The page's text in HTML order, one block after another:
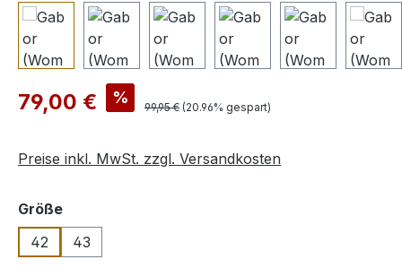
Verkaufspreis:
79,00 € % Regulärer Preis:
99,95 € (20.96% gespart)
Preise inkl. MwSt. zzgl. Versandkosten
Größeauswählen
42
43